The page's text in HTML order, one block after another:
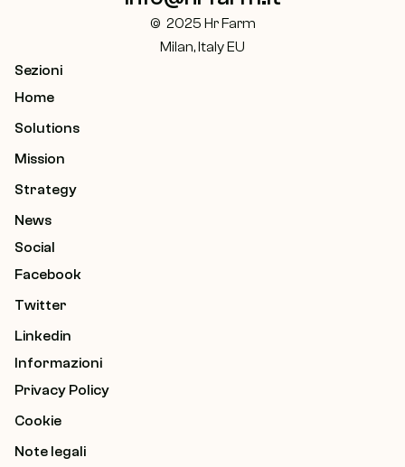
©  2025 Hr Farm
Milan, Italy EU
Sezioni
Home
Solutions
Mission
Strategy
News
Social
Facebook
Twitter
Linkedin
Informazioni
Privacy Policy
Cookie
Note legali